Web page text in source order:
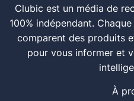
Clubic est un média de
100% indépendant.
comparent des produits
pour vous informer et
À